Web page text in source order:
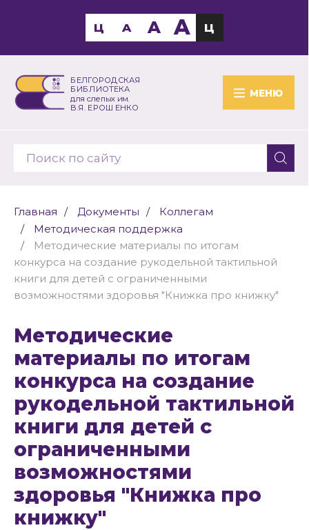
БЕЛГОРОДСКАЯ
БИБЛИОТЕКА
для слепых им.
В.Я. ЕРОШЕНКО
МЕНЮ
Ц A A A Ц
Главная Документы
Коллегам
Методическая поддержка
Методические материалы по итогам
конкурса на создание рукодельной тактильной
книги для детей с ограниченными
возможностями здоровья "Книжка про книжку"
Методические
материалы по итогам
конкурса на создание
рукодельной тактильной
книги для детей с
ограниченными
возможностями
здоровья "Книжка про
книжку"